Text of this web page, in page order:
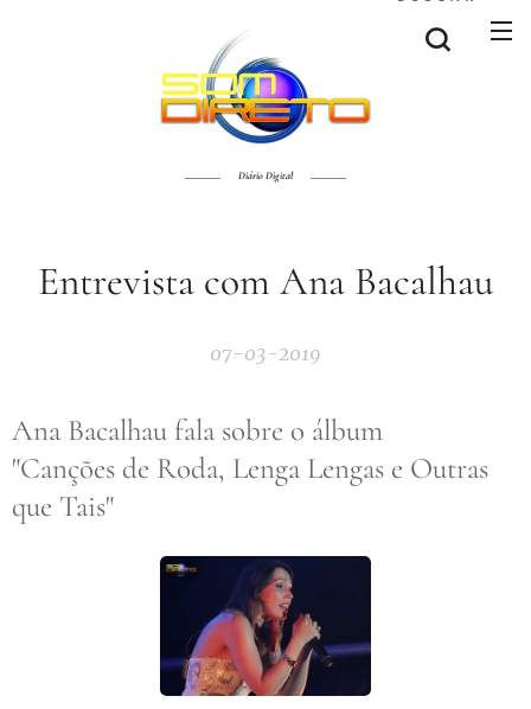
Diário Digital
Entrevista com Ana Bacalhau
07-03-2019
Ana Bacalhau fala sobre o álbum
"Canções de Roda, Lenga Lengas e Outras
que Tais"